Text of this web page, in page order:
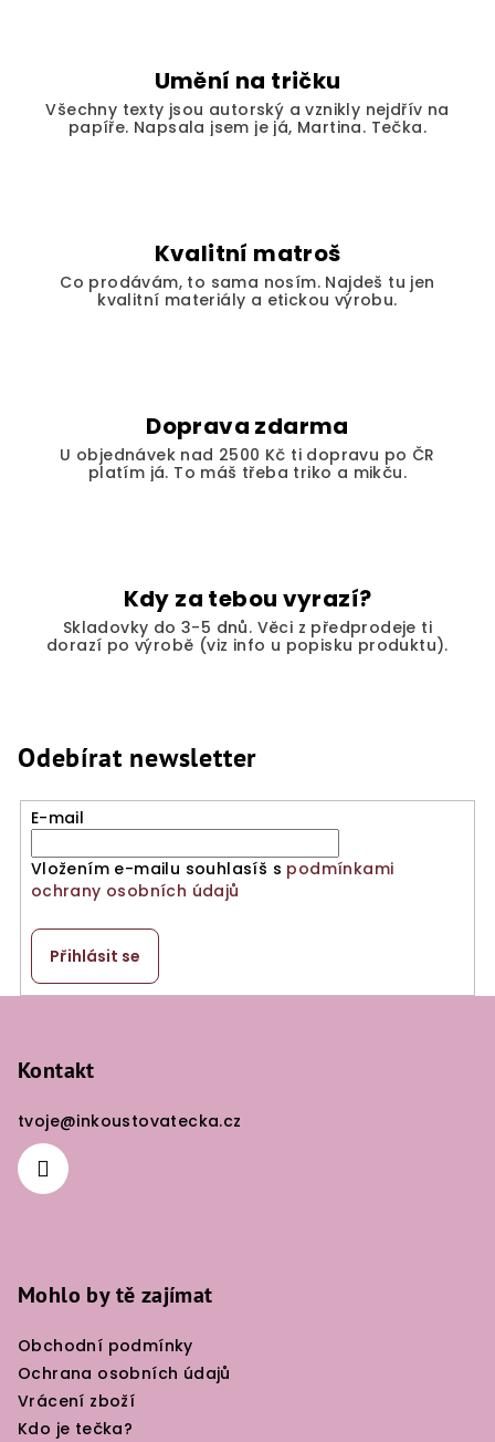
í
p
r
ý
p
Umění na tričku
Všechny texty jsou autorský a vznikly nejdřív na
papíře. Napsala jsem je já, Martina. Tečka.
Kvalitní matroš
Co prodávám, to sama nosím. Najdeš tu jen
kvalitní materiály a etickou výrobu.
Doprava zdarma
U objednávek nad 2500 Kč ti dopravu po ČR
platím já. To máš třeba triko a mikču.
Kdy za tebou vyrazí?
Skladovky do 3-5 dnů. Věci z předprodeje ti
dorazí po výrobě (viz info u popisku produktu).
Odebírat newsletter
E-mail
Vložením e-mailu souhlasíš s podmínkami
ochrany osobních údajů
Přihlásit se
Kontakt
tvoje@inkoustovatecka.cz
Mohlo by tě zajímat
Obchodní podmínky
Ochrana osobních údajů
Vrácení zboží
Kdo je tečka?